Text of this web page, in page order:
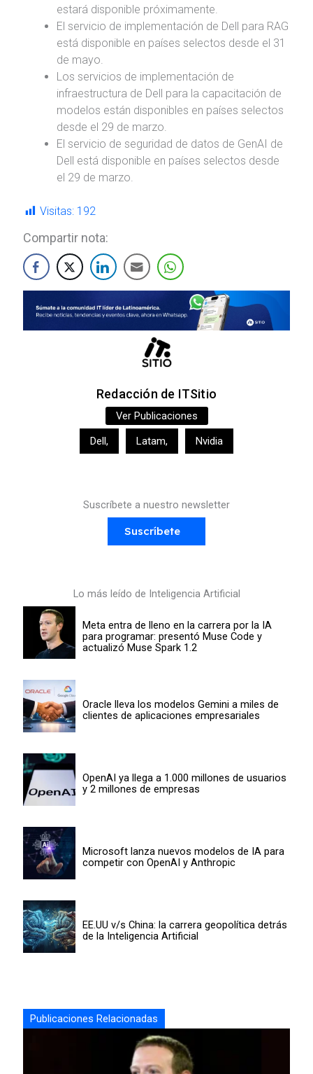
estará disponible próximamente.
El servicio de implementación de Dell para RAG
está disponible en países selectos desde el 31
de mayo.
Los servicios de implementación de
infraestructura de Dell para la capacitación de
modelos están disponibles en países selectos
desde el 29 de marzo.
El servicio de seguridad de datos de GenAI de
Dell está disponible en países selectos desde
el 29 de marzo.
Visitas: 192
Compartir nota:
Redacción de ITSitio
Ver Publicaciones
Dell , Latam, Nvidia
Suscríbete a nuestro newsletter
Suscríbete
Lo más leído de Inteligencia Artificial
Meta entra de lleno en la carrera por la IA
para programar: presentó Muse Code y
actualizó Muse Spark 1.2
Oracle lleva los modelos Gemini a miles de
clientes de aplicaciones empresariales
OpenAI ya llega a 1.000 millones de usuarios
y 2 millones de empresas
Microsoft lanza nuevos modelos de IA para
competir con OpenAI y Anthropic
EE.UU v/s China: la carrera geopolítica detrás
de la Inteligencia Artificial
Publicaciones Relacionadas